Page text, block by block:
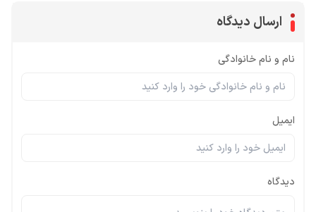
ارسال دیدگاه
نام و نام خانوادگی
ایمیل
دیدگاه